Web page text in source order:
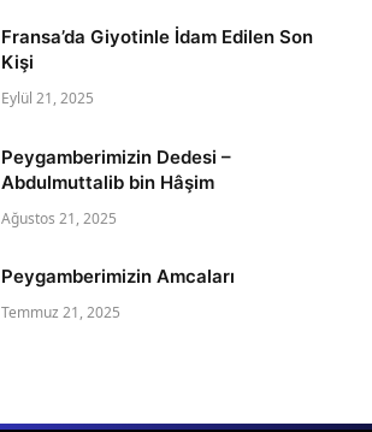
Fransa’da Giyotinle İdam Edilen Son
Kişi
Eylül 21, 2025
Peygamberimizin Dedesi –
Abdulmuttalib bin Hâşim
Ağustos 21, 2025
Peygamberimizin Amcaları
Temmuz 21, 2025